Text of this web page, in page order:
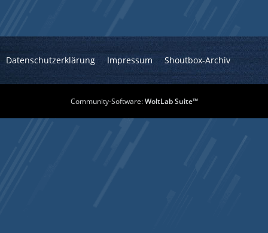
Datenschutzerklärung Impressum Shoutbox-Archiv
Community-Software:WoltLab Suite™